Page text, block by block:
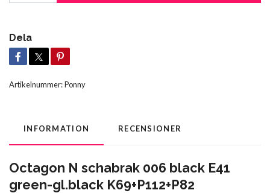
Dela
Artikelnummer:Ponny
INFORMATION RECENSIONER
Octagon N schabrak 006 black E41
green-gl.black K69+P112+P82